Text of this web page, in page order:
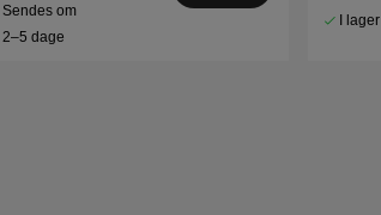
Sendes om
2–5 dage
I lager